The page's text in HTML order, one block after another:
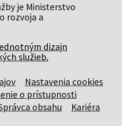
je Ministerstvo
rozvoja a
dizajn
služieb.
Nastavenia cookies
o prístupnosti
obsahu
Kariéra